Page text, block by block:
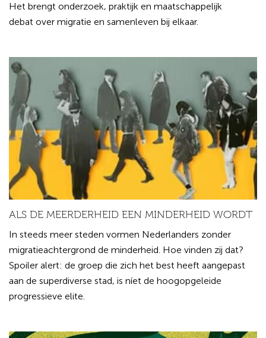
Het brengt onderzoek, praktijk en maatschappelijk
debat over migratie en samenleven bij elkaar.
ALS DE MEERDERHEID EEN MINDERHEID WORDT
In steeds meer steden vormen Nederlanders zonder
migratieachtergrond de minderheid. Hoe vinden zij dat?
Spoiler alert: de groep die zich het best heeft aangepast
aan de superdiverse stad, is níet de hoogopgeleide
progressieve elite.